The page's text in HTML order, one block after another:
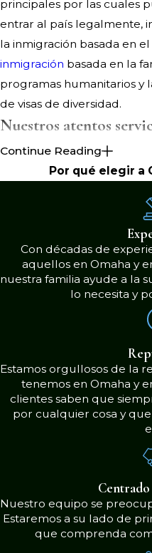
principales por las cuales
entrar al país legalmente,
la inmigración basada en
inmigración basada en la
programas humanitarios y
de visas de diversidad.
Nuestros atentos
legales de inmigración
Nuestro bufete de
décadas de experiencia
los clientes con sus
por lo que sabemos que
situaciones son diferentes.
esforzamos por
amplia gama de servicios
personalizados porque
una estrategia única para
Nuestros servicios de
incluyen:
Inmigración basada en
Inmigración basada en
Defensa contra
Asilo
Solicitudes de
card”
Continue Reading
Por qué elegir a
Con décadas de
aquellos en Omaha y
nuestra familia ayude a la
lo necesita y
Estamos orgullosos de la
tenemos en Omaha y
clientes saben que
por cualquier cosa y
Nuestro equipo se
Estaremos a su lado de
que comprenda